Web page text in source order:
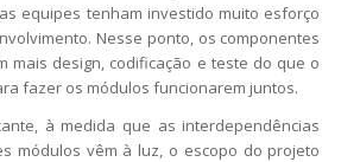
equipes tenham investido muito esforço
Nesse ponto, os componentes
mais design, codificação e teste do que o
fazer os módulos funcionarem juntos.
à medida que as interdependências
módulos vêm à luz, o escopo do projeto